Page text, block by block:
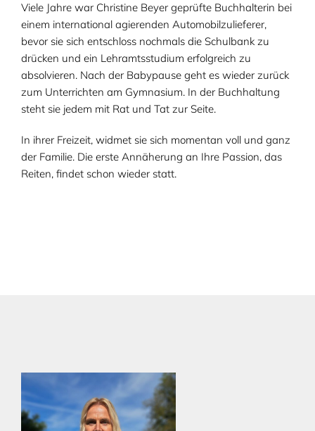
Viele Jahre war Christine Beyer geprüfte Buchhalterin bei
einem international agierenden Automobilzulieferer,
bevor sie sich entschloss nochmals die Schulbank zu
drücken und ein Lehramtsstudium erfolgreich zu
absolvieren. Nach der Babypause geht es wieder zurück
zum Unterrichten am Gymnasium. In der Buchhaltung
steht sie jedem mit Rat und Tat zur Seite.
In ihrer Freizeit, widmet sie sich momentan voll und ganz
der Familie. Die erste Annäherung an Ihre Passion, das
Reiten, findet schon wieder statt.